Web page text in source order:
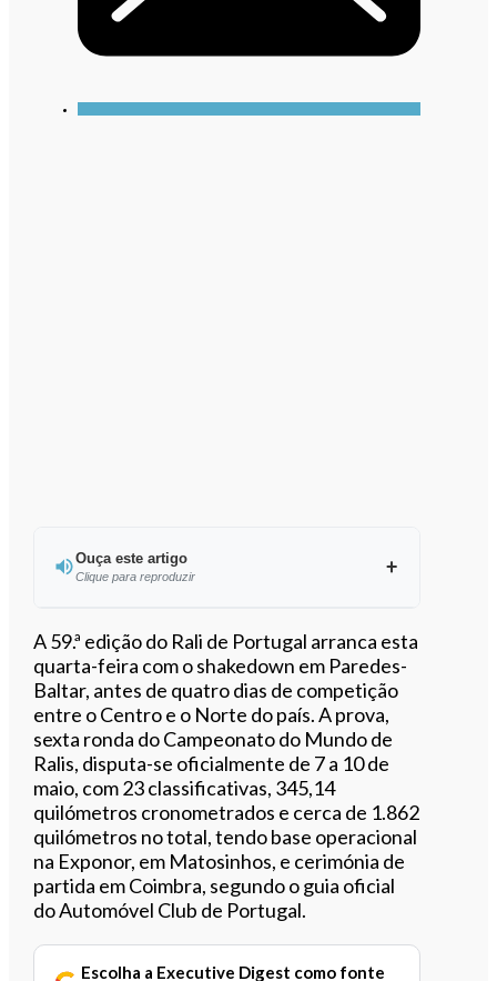
Ouça este artigo
Clique para reproduzir
Ouvir este artigo
A 59.ª edição do Rali de Portugal arranca esta
quarta-feira com o shakedown em Paredes-
Baltar, antes de quatro dias de competição
entre o Centro e o Norte do país. A prova,
sexta ronda do Campeonato do Mundo de
Ralis, disputa-se oficialmente de 7 a 10 de
maio, com 23 classificativas, 345,14
quilómetros cronometrados e cerca de 1.862
quilómetros no total, tendo base operacional
na Exponor, em Matosinhos, e cerimónia de
partida em Coimbra, segundo o guia oficial
do Automóvel Club de Portugal.
Escolha a Executive Digest como fonte